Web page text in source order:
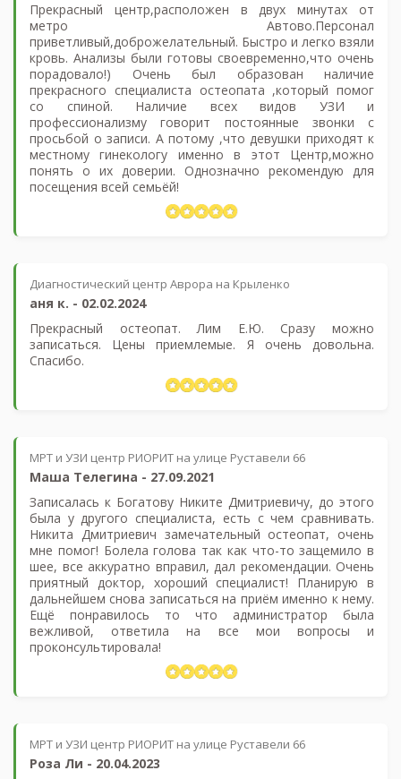
Прекрасный центр,расположен в двух минутах от
метро Автово.Персонал
приветливый,доброжелательный. Быстро и легко взяли
кровь. Анализы были готовы своевременно,что очень
порадовало!) Очень был образован наличие
прекрасного специалиста остеопата ,который помог
со спиной. Наличие всех видов УЗИ и
профессионализму говорит постоянные звонки с
просьбой о записи. А потому ,что девушки приходят к
местному гинекологу именно в этот Центр,можно
понять о их доверии. Однозначно рекомендую для
посещения всей семьёй!
Диагностический центр Аврора на Крыленко
аня к. - 02.02.2024
Прекрасный остеопат. Лим Е.Ю. Сразу можно
записаться. Цены приемлемые. Я очень довольна.
Спасибо.
МРТ и УЗИ центр РИОРИТ на улице Руставели 66
Маша Телегина - 27.09.2021
Записалась к Богатову Никите Дмитриевичу, до этого
была у другого специалиста, есть с чем сравнивать.
Никита Дмитриевич замечательный остеопат, очень
мне помог! Болела голова так как что-то защемило в
шее, все аккуратно вправил, дал рекомендации. Очень
приятный доктор, хороший специалист! Планирую в
дальнейшем снова записаться на приём именно к нему.
Ещё понравилось то что администратор была
вежливой, ответила на все мои вопросы и
проконсультировала!
МРТ и УЗИ центр РИОРИТ на улице Руставели 66
​Роза Ли - 20.04.2023